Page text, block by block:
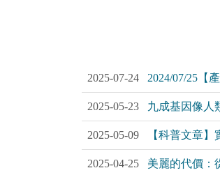
2025-07-24 2024/07/25【
2025-05-23 九成基因像人
2025-05-09 【科普文章
2025-04-25 美麗的代價：